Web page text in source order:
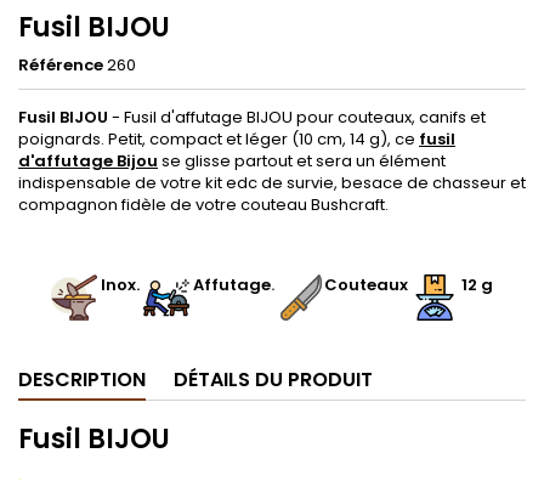
Fusil BIJOU
Référence260
Fusil BIJOU - Fusil d'affutage BIJOU pour couteaux, canifs et
poignards. Petit, compact et léger (10 cm, 14 g), ce fusil
d'affutage Bijou se glisse partout et sera un élément
indispensable de votre kit edc de survie, besace de chasseur et
compagnon fidèle de votre couteau Bushcraft.
Inox. Affutage. Couteaux 12 g
DESCRIPTION DÉTAILS DU PRODUIT
Fusil BIJOU
.